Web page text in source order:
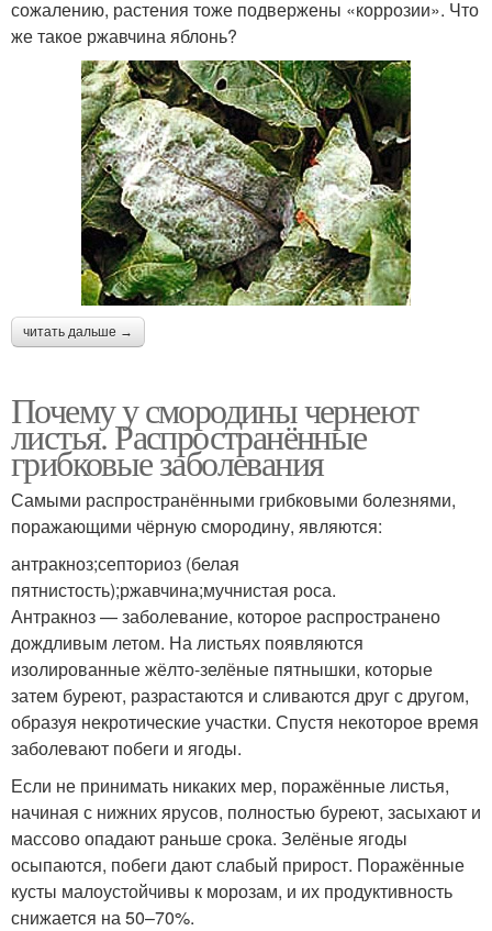
сожалению, растения тоже подвержены «коррозии». Что
же такое ржавчина яблонь?
читать дальше →
Почему у смородины чернеют
листья. Распространённые
грибковые заболевания
Самыми распространёнными грибковыми болезнями,
поражающими чёрную смородину, являются:
антракноз;септориоз (белая
пятнистость);ржавчина;мучнистая роса.
Антракноз — заболевание, которое распространено
дождливым летом. На листьях появляются
изолированные жёлто-зелёные пятнышки, которые
затем буреют, разрастаются и сливаются друг с другом,
образуя некротические участки. Спустя некоторое время
заболевают побеги и ягоды.
Если не принимать никаких мер, поражённые листья,
начиная с нижних ярусов, полностью буреют, засыхают и
массово опадают раньше срока. Зелёные ягоды
осыпаются, побеги дают слабый прирост. Поражённые
кусты малоустойчивы к морозам, и их продуктивность
снижается на 50–70%.